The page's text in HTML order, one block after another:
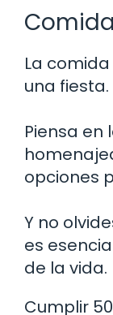
La
una fiesta.
Piensa en
opciones
Y no
es
de la vida.
Cumplir